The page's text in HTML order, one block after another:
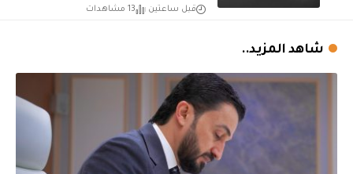
قبل ساعتين 13 مشاهدات
شاهد المزيد..